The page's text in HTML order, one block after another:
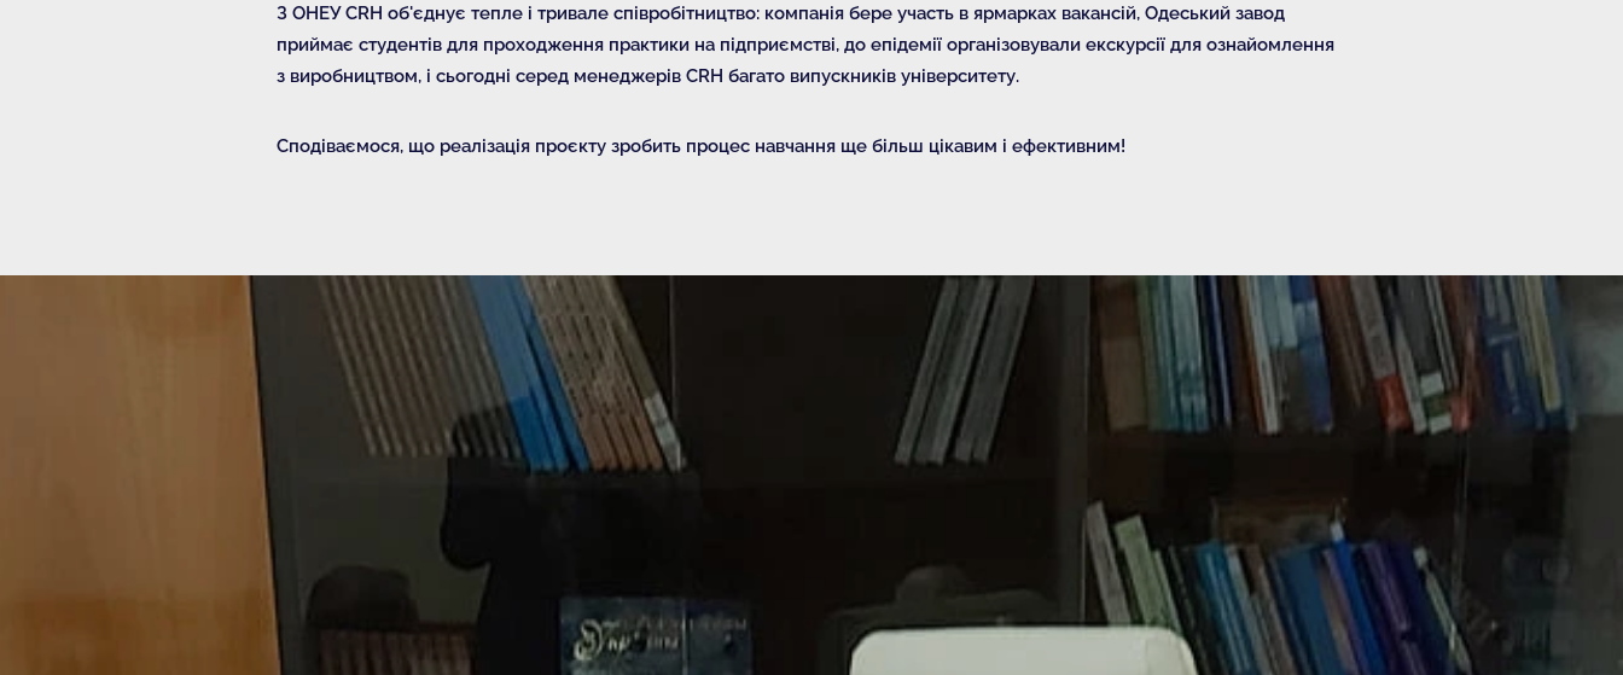
З ОНЕУ CRH об'єднує тепле і тривале співробітництво: компанія бере участь в ярмарках вакансій, Одеський завод
приймає студентів для проходження практики на підприємстві, до епідемії організовували екскурсії для ознайомлення
з виробництвом, і сьогодні серед менеджерів CRH багато випускників університету.
Сподіваємося, що реалізація проєкту зробить процес навчання ще більш цікавим і ефективним!